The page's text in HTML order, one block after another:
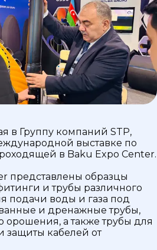
в Группу компаний STP,
выставке по
в Baku Expo Center.
представлены образцы
и трубы различного
подачи воды и газа под
и дренажные трубы,
орошения, а также трубы для
защиты кабелей от